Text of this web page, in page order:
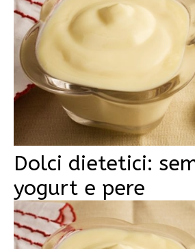
Dolci dietetici:
yogurt e pere